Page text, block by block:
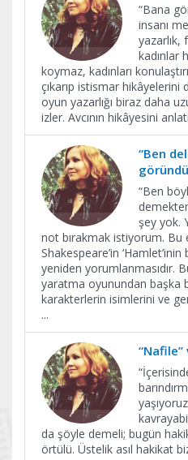
“Bana
insanı
yazarlık,
kadınlar
koymaz, kadınları
çıkarıp istismar hikâyelerini
oyun yazarlığı biraz daha
izler. Avcının hikâyesini
“Ben
“Ben
şey yok.
not bırakmak istiyorum. Bu
Shakespeare’in ‘Hamlet’inin
yeniden yorumlanmasıdır.
yaratma oyunundan başka
karakterlerin isimlerini ve
...
da şöyle demeli; bugün
örtülü. Üstelik asıl hakikat